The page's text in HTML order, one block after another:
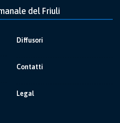
del Friuli
Diffusori
Contatti
Legal